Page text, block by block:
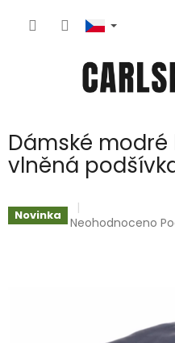
Dámské
vlněná
Novinka
Průměrné
Neohodnoceno